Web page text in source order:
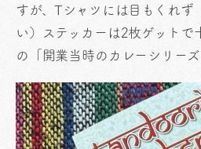
すが、Tシャツには目もくれず
い）ステッカーは2枚ゲットで
の「開業当時のカレーシリーズ